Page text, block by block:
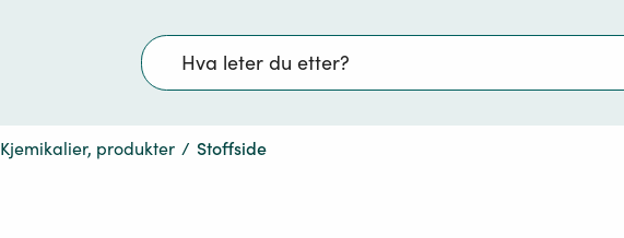
Søk
Kjemikalier, produkter / Stoffside